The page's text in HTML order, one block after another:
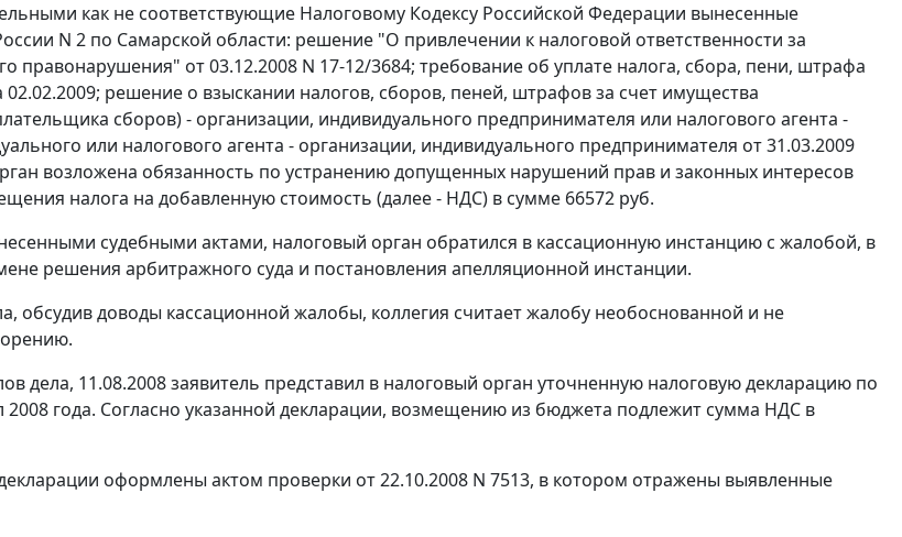
как не соответствующие Налоговому Кодексу Российской Федерации вынесенные
N 2 по Самарской области: решение "О привлечении к налоговой ответственности за
правонарушения" от 03.12.2008 N 17-12/3684; требование об уплате налога, сбора, пени, штрафа
02.02.2009; решение о взыскании налогов, сборов, пеней, штрафов за счет имущества
сборов) - организации, индивидуального предпринимателя или налогового агента -
или налогового агента - организации, индивидуального предпринимателя от 31.03.2009
возложена обязанность по устранению допущенных нарушений прав и законных интересов
налога на добавленную стоимость (далее - НДС) в сумме 66572 руб.
судебными актами, налоговый орган обратился в кассационную инстанцию с жалобой, в
решения арбитражного суда и постановления апелляционной инстанции.
обсудив доводы кассационной жалобы, коллегия считает жалобу необоснованной и не
дела, 11.08.2008 заявитель представил в налоговый орган уточненную налоговую декларацию по
2008 года. Согласно указанной декларации, возмещению из бюджета подлежит сумма НДС в
оформлены актом проверки от 22.10.2008 N 7513, в котором отражены выявленные